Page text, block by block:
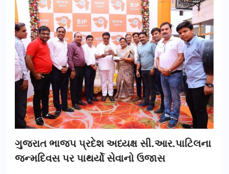
ગુજરાત ભાજપ પ્રદેશ અધ્યક્ષ સી.આર.પાટિલના
જન્મદિવસ પર પાથર્યો સેવાનો ઉજાસ